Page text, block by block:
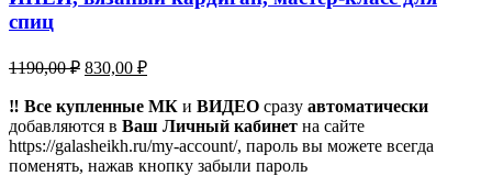
спиц
1190,00₽ Первоначальная
составляла
1190,00 ₽.
830,00 ₽Текущая
830,00 ₽.
‼️ Все купленные МК и ВИДЕО сразу автоматически
добавляются в Ваш Личный кабинет на сайте
https://galasheikh.ru/my-account/, пароль вы можете всегда
поменять, нажав кнопку забыли пароль